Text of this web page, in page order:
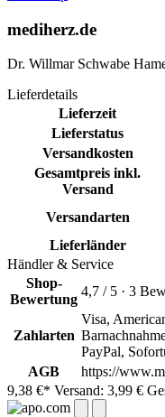
mediherz.de
Dr. Willmar Schwabe
Lieferdetails
Lieferzeit
Lieferstatus
Versandkosten
Gesamtpreis inkl.
Versand
Versandarten
Lieferländer
Händler & Service
Shop-
Bewertung
4,7 / 5 · 3
Zahlarten
Visa,
PayPal,
AGB
https://
9,38 €* Versand: 3,99 €